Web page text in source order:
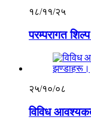
१८/११/२५
परम्परागत
२५/१०/०८
विविध